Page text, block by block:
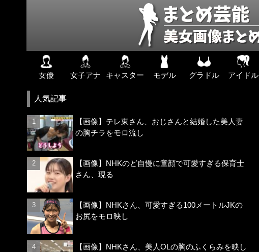
女優 女子アナ キャスター モデル グラドル アイドル
人気記事
【画像】テレ東さん、おじさんと結婚した美人妻
の胸チラをモロ流し
【画像】NHKのど自慢に童顔で可愛すぎる保育士
さん、現る
【画像】NHKさん、可愛すぎる100メートルJKの
お尻をモロ映し
【画像】NHKさん、美人OLの胸のふくらみを映し